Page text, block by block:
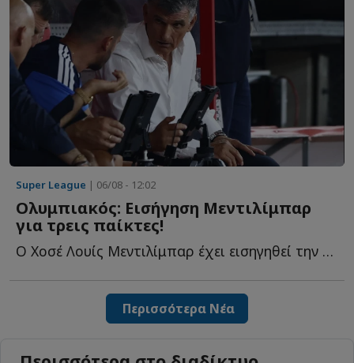
Super League | 06/08 - 12:02
Ολυμπιακός: Εισήγηση Μεντιλίμπαρ
για τρεις παίκτες!
Ο Χοσέ Λουίς Μεντιλίμπαρ έχει εισηγηθεί την απόκτηση τ...
Περισσότερα Νέα